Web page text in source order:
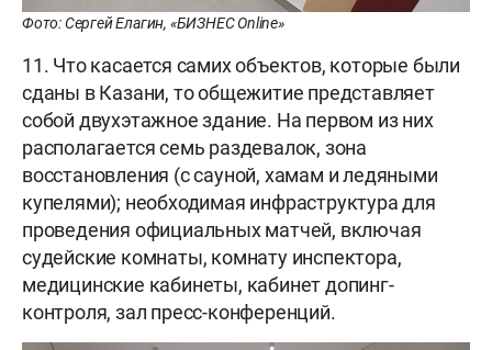
Фото: Сергей Елагин, «БИЗНЕС Online»
11. Что касается самих объектов, которые были
сданы в Казани, то общежитие представляет
собой двухэтажное здание. На первом из них
располагается семь раздевалок, зона
восстановления (с сауной, хамам и ледяными
купелями); необходимая инфраструктура для
проведения официальных матчей, включая
судейские комнаты, комнату инспектора,
медицинские кабинеты, кабинет допинг-
контроля, зал пресс-конференций.